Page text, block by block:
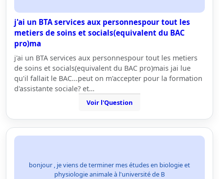
j'ai un BTA services aux personnespour tout les
metiers de soins et socials(equivalent du BAC
pro)ma
j'ai un BTA services aux personnespour tout les metiers
de soins et socials(equivalent du BAC pro)mais jai lue
qu'il fallait le BAC...peut on m'accepter pour la formation
d'assistante sociale? et…
Voir l'Question
bonjour , je viens de terminer mes études en biologie et
physiologie animale à l'université de B